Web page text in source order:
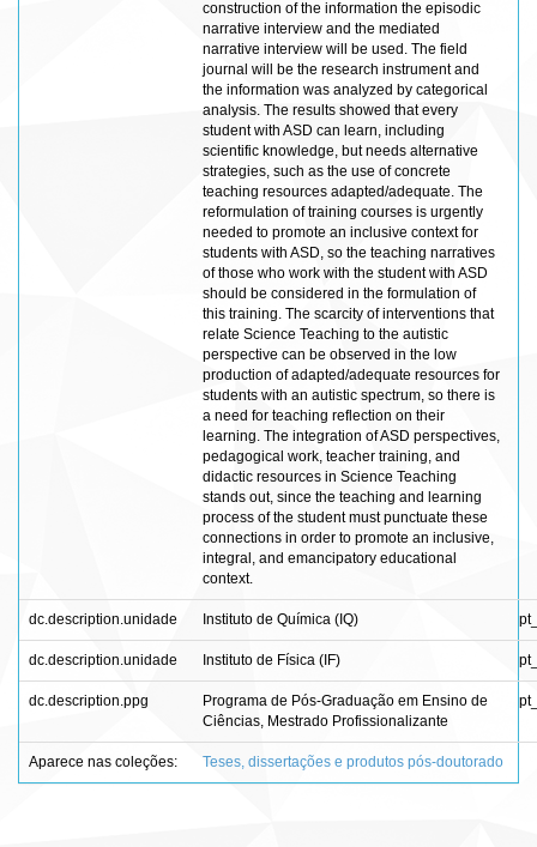
construction of the information the episodic
narrative interview and the mediated
narrative interview will be used. The field
journal will be the research instrument and
the information was analyzed by categorical
analysis. The results showed that every
student with ASD can learn, including
scientific knowledge, but needs alternative
strategies, such as the use of concrete
teaching resources adapted/adequate. The
reformulation of training courses is urgently
needed to promote an inclusive context for
students with ASD, so the teaching narratives
of those who work with the student with ASD
should be considered in the formulation of
this training. The scarcity of interventions that
relate Science Teaching to the autistic
perspective can be observed in the low
production of adapted/adequate resources for
students with an autistic spectrum, so there is
a need for teaching reflection on their
learning. The integration of ASD perspectives,
pedagogical work, teacher training, and
didactic resources in Science Teaching
stands out, since the teaching and learning
process of the student must punctuate these
connections in order to promote an inclusive,
integral, and emancipatory educational
context.
dc.description.unidade Instituto de Química (IQ)
dc.description.unidade Instituto de Física (IF)
dc.description.ppg
Programa de Pós-Graduação em Ensino de
Ciências, Mestrado Profissionalizante
Aparece nas coleções: Teses, dissertações e produtos pós-doutorado